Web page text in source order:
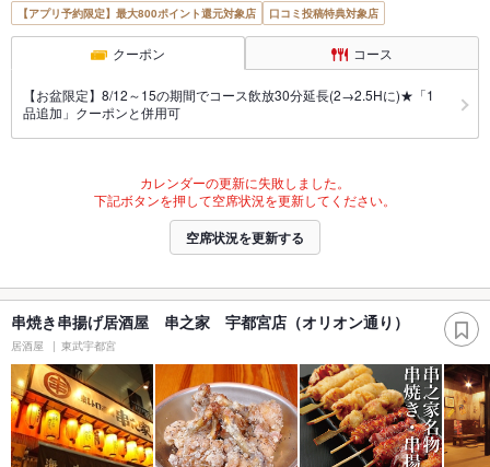
【アプリ予約限定】最大800ポイント還元対象店 口コミ投稿特典対象店
クーポン コース
【お盆限定】8/12～15の期間でコース飲放30分延長(2→2.5Hに)★「1
品追加」クーポンと併用可
カレンダーの更新に失敗しました。
下記ボタンを押して空席状況を更新してください。
空席状況を更新する
串焼き串揚げ居酒屋 串之家 宇都宮店（オリオン通り）
居酒屋 東武宇都宮